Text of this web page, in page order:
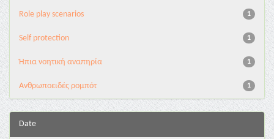
1
Role play scenarios
1
Self protection
1
Ήπια νοητική αναπηρία
1
Ανθρωποειδές ρομπότ
Date